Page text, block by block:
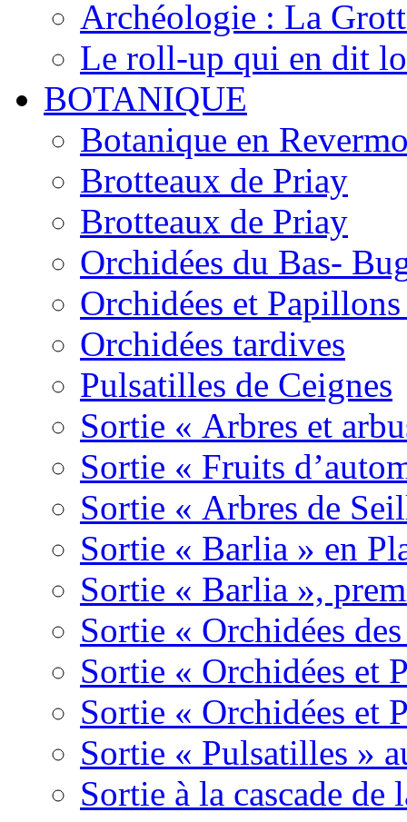
Archéologie : La
Le roll-up qui en dit
BOTANIQUE
Botanique en
Brotteaux de Priay
Brotteaux de Priay
Orchidées du Bas-
Orchidées et
Orchidées tardives
Pulsatilles de Ceignes
Sortie « Arbres et
Sortie « Fruits
Sortie « Arbres de
Sortie « Barlia » en
Sortie « Barlia »,
Sortie « Orchidées
Sortie « Orchidées et
Sortie « Orchidées et
Sortie « Pulsatilles »
Sortie à la cascade de